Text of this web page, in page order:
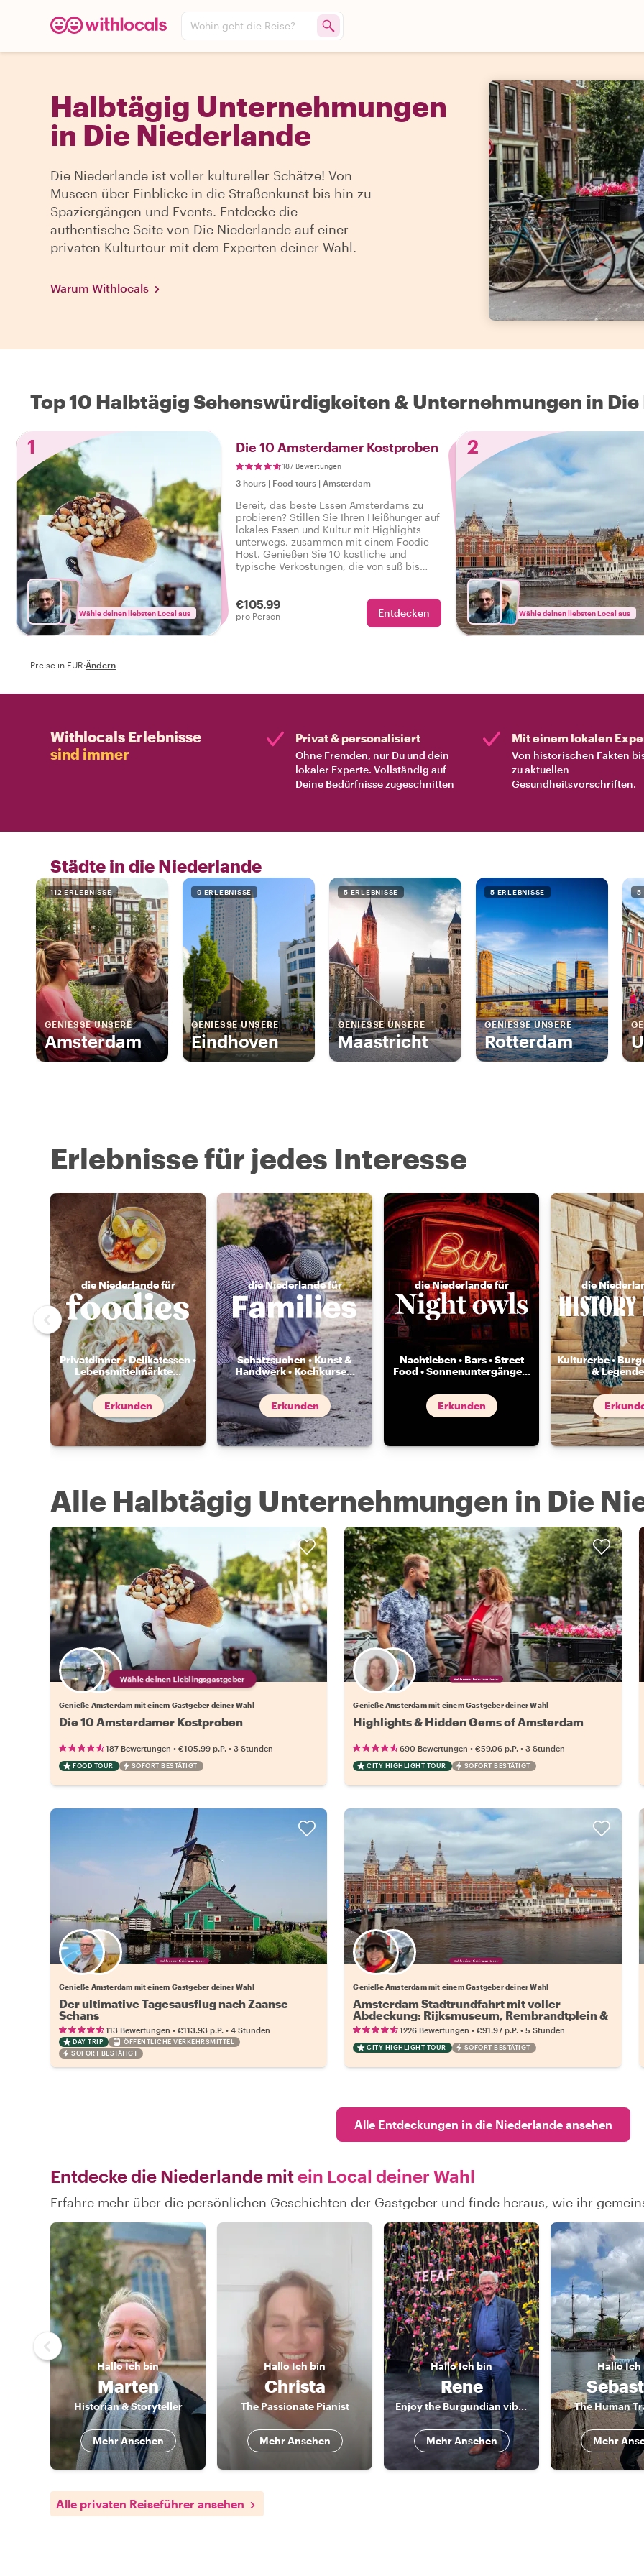
Wohin geht die Reise?
Halbtägig Unternehmungen
in Die Niederlande
Die Niederlande ist voller kultureller Schätze! Von
Museen über Einblicke in die Straßenkunst bis hin zu
Spaziergängen und Events. Entdecke die
authentische Seite von Die Niederlande auf einer
privaten Kulturtour mit dem Experten deiner Wahl.
Warum Withlocals
Top 10 Halbtägig Sehenswürdigkeiten & Unternehmungen in
1
Wähle deinen liebsten Local aus
Die 10 Amsterdamer Kostproben
187 Bewertungen
3 hours | Food tours | Amsterdam
Bereit, das beste Essen Amsterdams zu
probieren? Stillen Sie Ihren Heißhunger auf
lokales Essen und Kultur mit Highlights
unterwegs, zusammen mit einem Foodie-
Host. Genießen Sie 10 köstliche und
typische Verkostungen, die von süß bis
€105.99
pro Person Entdecken
2
Wähle deinen liebsten Local aus
Preise in EUR·Ändern
Withlocals Erlebnisse
sind immer
Privat & personalisiert
Ohne Fremden, nur Du und dein
lokaler Experte. Vollständig auf
Deine Bedürfnisse zugeschnitten
Mit einem lokalen
Von historischen Fakten
zu aktuellen
Gesundheitsvorschriften.
Städte in die Niederlande
112 ERLEBNISSE
GENIESSE UNSERE
Amsterdam
9 ERLEBNISSE
GENIESSE UNSERE
Eindhoven
5 ERLEBNISSE
GENIESSE UNSERE
Maastricht
5 ERLEBNISSE
GENIESSE UNSERE
Rotterdam
5
Erlebnisse für jedes Interesse
die Niederlande für
Privatdinner • Delikatessen •
Lebensmittelmärkte...
Erkunden
die Niederlande für
Schatzsuchen • Kunst &
Handwerk • Kochkurse...
Erkunden
die Niederlande für
Nachtleben • Bars • Street
Food • Sonnenuntergänge...
Erkunden
die
Kulturerbe •
&
Alle Halbtägig Unternehmungen in Die
Wähle deinen Lieblingsgastgeber
Genieße Amsterdam mit einem Gastgeber deiner Wahl
Die 10 Amsterdamer Kostproben
187 Bewertungen • €105.99 p.P. • 3 Stunden
FOOD TOUR SOFORT BESTÄTIGT
Wähle deinen Lieblingsgastgeber
Genieße Amsterdam mit einem Gastgeber deiner Wahl
Highlights & Hidden Gems of Amsterdam
690 Bewertungen •€59.06 p.P. •3 Stunden
CITY HIGHLIGHT TOUR SOFORT BESTÄTIGT
Wähle deinen Lieblingsgastgeber
Genieße Amsterdam mit einem Gastgeber deiner Wahl
Der ultimative Tagesausflug nach Zaanse
Schans
113 Bewertungen • €113.93 p.P. • 4 Stunden
DAY TRIP
ÖFFENTLICHE VERKEHRSMITTEL
SOFORT BESTÄTIGT
Wähle deinen Lieblingsgastgeber
Genieße Amsterdam mit einem Gastgeber deiner Wahl
Amsterdam Stadtrundfahrt mit voller
Abdeckung: Rijksmuseum, Rembrandtplein &
mehr!
1226 Bewertungen •€91.97 p.P. •5 Stunden
CITY HIGHLIGHT TOUR SOFORT BESTÄTIGT
Alle Entdeckungen in die Niederlande ansehen
Entdecke die Niederlande mitein Local deiner Wahl
Erfahre mehr über die persönlichen Geschichten der Gastgeber und finde heraus, wie ihr
HalloIch bin
Marten
Historian & Storyteller
Mehr Ansehen
HalloIch bin
Christa
The Passionate Pianist
Mehr Ansehen
HalloIch bin
Rene
Enjoy the Burgundian vibe of Maastricht
Mehr Ansehen
HalloIch
The Human
Mehr
Alle privaten Reiseführer ansehen